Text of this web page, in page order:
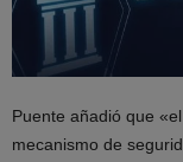
Puente añadió que
mecanismo de